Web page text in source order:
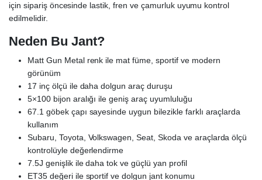
için sipariş öncesinde lastik, fren ve çamurluk uyumu kontrol
edilmelidir.
Neden Bu Jant?
Matt Gun Metal renk ile mat füme, sportif ve modern
görünüm
17 inç ölçü ile daha dolgun araç duruşu
5×100 bijon aralığı ile geniş araç uyumluluğu
67.1 göbek çapı sayesinde uygun bilezikle farklı araçlarda
kullanım
Subaru, Toyota, Volkswagen, Seat, Skoda ve araçlarda ölçü
kontrolüyle değerlendirme
7.5J genişlik ile daha tok ve güçlü yan profil
ET35 değeri ile sportif ve dolgun jant konumu